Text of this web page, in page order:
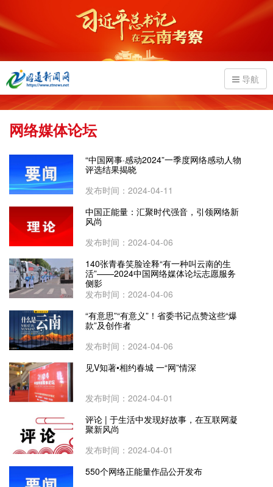
导航
网络媒体论坛
“中国网事·感动2024”一季度网络感动人物
评选结果揭晓
发布时间：2024-04-11
中国正能量：汇聚时代强音，引领网络新
风尚
发布时间：2024-04-06
140张青春笑脸诠释“有一种叫云南的生
活”——2024中国网络媒体论坛志愿服务
侧影
发布时间：2024-04-06
“有意思”“有意义”！省委书记点赞这些“爆
款”及创作者
发布时间：2024-04-06
见V知著•相约春城 一“网”情深
发布时间：2024-04-01
评论 | 于生活中发现好故事，在互联网凝
聚新风尚
发布时间：2024-04-01
550个网络正能量作品公开发布